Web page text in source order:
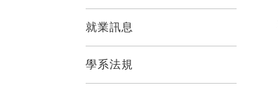
就業訊息
學系法規